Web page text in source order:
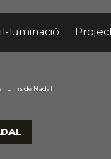
luminació
llums de Nadal